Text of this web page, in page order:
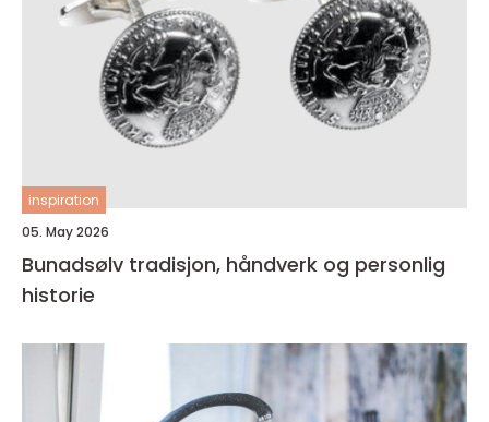
inspiration
05. May 2026
Bunadsølv tradisjon, håndverk og personlig
historie